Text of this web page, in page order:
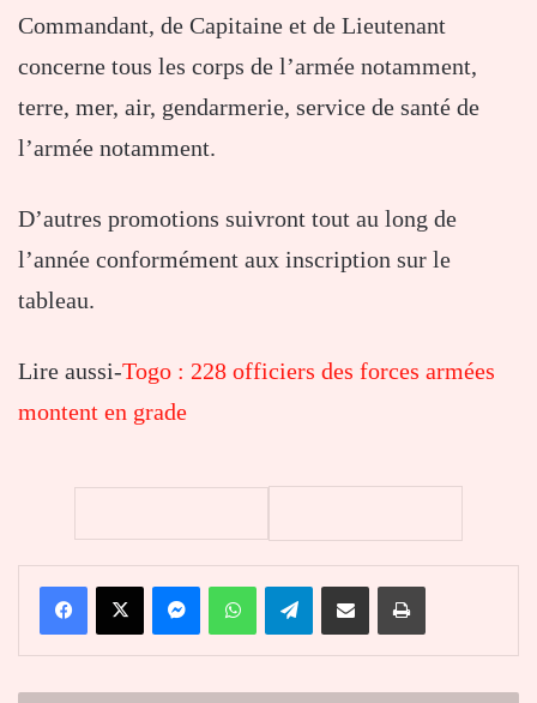
Commandant, de Capitaine et de Lieutenant
concerne tous les corps de l’armée notamment,
terre, mer, air, gendarmerie, service de santé de
l’armée notamment.
D’autres promotions suivront tout au long de
l’année conformément aux inscription sur le
tableau.
Lire aussi-Togo : 228 officiers des forces armées
montent en grade
FacebookX MessengerWhatsAppTelegramPartager par email Imprimer